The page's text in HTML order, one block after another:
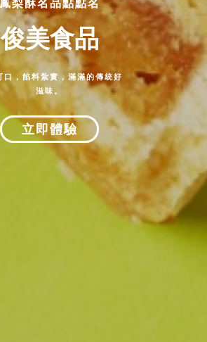
梨酥名品點點名
俊美食品
口，餡料紮實，滿滿的傳統好
滋味。
立即體驗